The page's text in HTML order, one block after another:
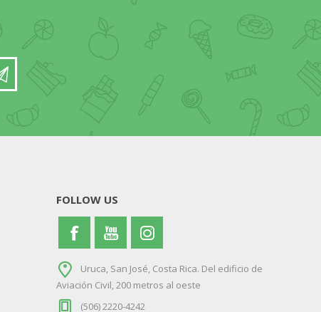
FOLLOW US
Uruca, San José, Costa Rica. Del edificio de
Aviación Civil, 200 metros al oeste
(506) 2220-4242